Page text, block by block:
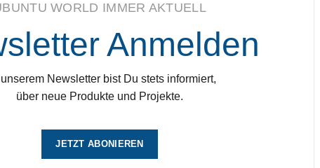
WORLD IMMER AKTUELL
Anmelden
unserem Newsletter bist Du stets informiert,
über neue Produkte und Projekte.
JETZT ABONIEREN